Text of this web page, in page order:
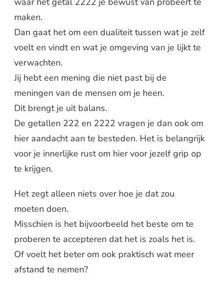
maken.
Dan gaat het om een dualiteit tussen wat je zelf
voelt en vindt en wat je omgeving van je lijkt te
verwachten.
Jij hebt een mening die niet past bij de
meningen van de mensen om je heen.
Dit brengt je uit balans.
De getallen 222 en 2222 vragen je dan ook om
hier aandacht aan te besteden. Het is belangrijk
voor je innerlijke rust om hier voor jezelf grip op
te krijgen.
Het zegt alleen niets over hoe je dat zou
moeten doen.
Misschien is het bijvoorbeeld het beste om te
proberen te accepteren dat het is zoals het is.
Of voelt het beter om ook praktisch wat meer
afstand te nemen?